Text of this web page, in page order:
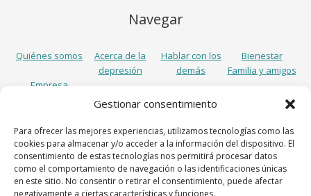
Gestionar consentimiento
Para ofrecer las mejores experiencias, utilizamos tecnologías como las
cookies para almacenar y/o acceder a la información del dispositivo. El
consentimiento de estas tecnologías nos permitirá procesar datos
como el comportamiento de navegación o las identificaciones únicas
en este sitio. No consentir o retirar el consentimiento, puede afectar
negativamente a ciertas características y funciones.
Navegar
Quiénes somos
Acerca de la
depresión
Hablar con los
demás
Bienestar
Familia y amigos
Empresa
Síguenos